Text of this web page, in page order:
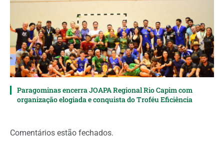
Paragominas encerra JOAPA Regional Rio Capim com
organização elogiada e conquista do Troféu Eficiência
Comentários estão fechados.